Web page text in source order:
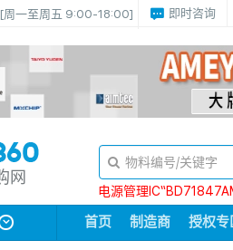
[周一至周五 9:00-18:00] 即时咨询
网
电源管理
首页 制造商 授权专